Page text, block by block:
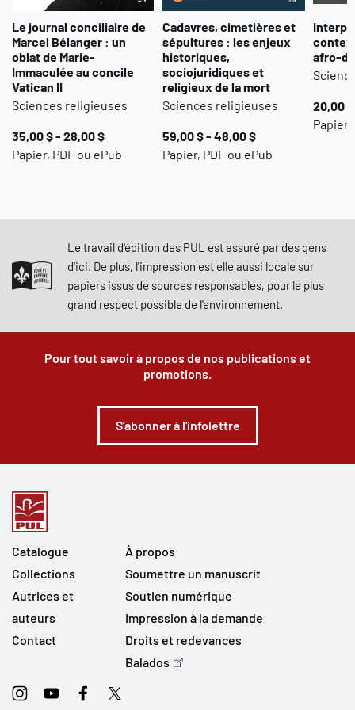
Le journal conciliaire de
Marcel Bélanger : un
oblat de Marie-
Immaculée au concile
Vatican II
Sciences religieuses
35,00 $ - 28,00 $
Papier, PDF ou ePub
Cadavres, cimetières et
sépultures : les enjeux
historiques,
sociojuridiques et
religieux de la mort
Sciences religieuses
59,00 $ - 48,00 $
Papier, PDF ou ePub
afro-
20,00
Papier,
Le travail d'édition des PUL est assuré par des gens
d'ici. De plus, l'impression est elle aussi locale sur
papiers issus de sources responsables, pour le plus
grand respect possible de l'environnement.
Pour tout savoir à propos de nos publications et
promotions.
S'abonner à l'infolettre
Catalogue
Collections
Autrices et
auteurs
Contact
À propos
Soumettre un manuscrit
Soutien numérique
Impression à la demande
Droits et redevances
Balados
InstagramYoutubeFacebookTwitter